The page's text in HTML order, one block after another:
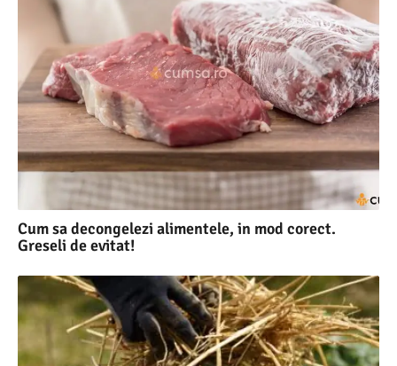
Cum sa decongelezi alimentele, in mod corect.
Greseli de evitat!